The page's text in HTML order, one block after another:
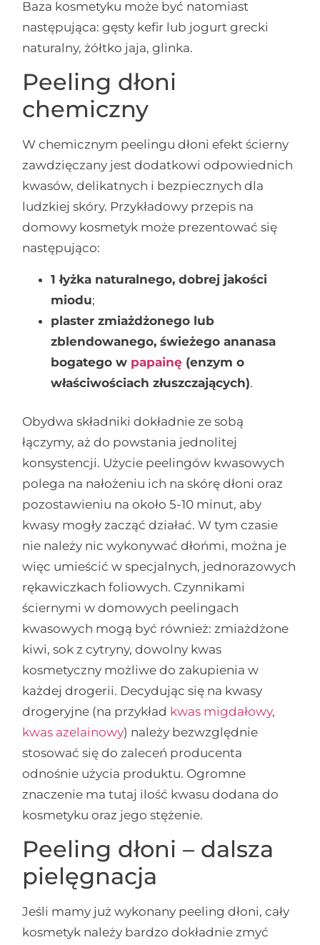
Baza kosmetyku może być natomiast
następująca: gęsty kefir lub jogurt grecki
naturalny, żółtko jaja, glinka.
Peeling dłoni
chemiczny
W chemicznym peelingu dłoni efekt ścierny
zawdzięczany jest dodatkowi odpowiednich
kwasów, delikatnych i bezpiecznych dla
ludzkiej skóry. Przykładowy przepis na
domowy kosmetyk może prezentować się
następująco:
1 łyżka naturalnego, dobrej jakości
miodu;
plaster zmiażdżonego lub
zblendowanego, świeżego ananasa
bogatego w papainę (enzym o
właściwościach złuszczających).
Obydwa składniki dokładnie ze sobą
łączymy, aż do powstania jednolitej
konsystencji. Użycie peelingów kwasowych
polega na nałożeniu ich na skórę dłoni oraz
pozostawieniu na około 5-10 minut, aby
kwasy mogły zacząć działać. W tym czasie
nie należy nic wykonywać dłońmi, można je
więc umieścić w specjalnych, jednorazowych
rękawiczkach foliowych. Czynnikami
ściernymi w domowych peelingach
kwasowych mogą być również: zmiażdżone
kiwi, sok z cytryny, dowolny kwas
kosmetyczny możliwe do zakupienia w
każdej drogerii. Decydując się na kwasy
drogeryjne (na przykład kwas migdałowy,
kwas azelainowy) należy bezwzględnie
stosować się do zaleceń producenta
odnośnie użycia produktu. Ogromne
znaczenie ma tutaj ilość kwasu dodana do
kosmetyku oraz jego stężenie.
Peeling dłoni – dalsza
pielęgnacja
Jeśli mamy już wykonany peeling dłoni, cały
kosmetyk należy bardzo dokładnie zmyć